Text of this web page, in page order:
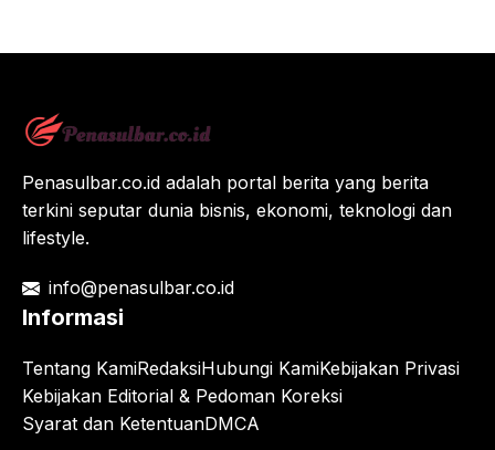
Penasulbar.co.id adalah portal berita yang berita
terkini seputar dunia bisnis, ekonomi, teknologi dan
lifestyle.
info@penasulbar.co.id
Informasi
Tentang KamiRedaksiHubungi KamiKebijakan Privasi
Kebijakan Editorial & Pedoman Koreksi
Syarat dan KetentuanDMCA